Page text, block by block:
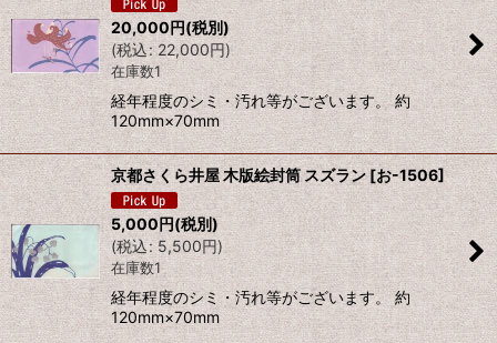
20,000円(税別)
(税込: 22,000円)
在庫数1
経年程度のシミ・汚れ等がございます。 約
120mm×70mm
京都さくら井屋 木版絵封筒 スズラン [お-1506]
5,000円(税別)
(税込: 5,500円)
在庫数1
経年程度のシミ・汚れ等がございます。 約
120mm×70mm